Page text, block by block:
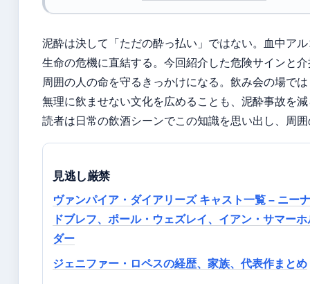
泥酔は決して「ただの酔っ払い」ではない。血中ア
生命の危機に直結する。今回紹介した危険サインと
周囲の人の命を守るきっかけになる。飲み会の場で
無理に飲ませない文化を広めることも、泥酔事故を
読者は日常の飲酒シーンでこの知識を思い出し、周
見逃し厳禁
ヴァンパイア・ダイアリーズ キャスト一覧 – ニー
ドブレフ、ポール・ウェズレイ、イアン・サマーホ
ダー
ジェニファー・ロペスの経歴、家族、代表作まとめ